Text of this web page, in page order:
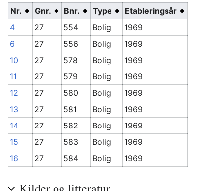
Nr. Gnr. Bnr. Type
Etableringsår
4
27 554 Bolig
1969
6
27 556 Bolig
1969
10
27 578 Bolig
1969
11
27 579 Bolig
1969
12
27 580 Bolig
1969
13
27 581 Bolig
1969
14
27 582 Bolig
1969
15
27 583 Bolig
1969
16
27 584 Bolig 1969
Kilder og litteratur